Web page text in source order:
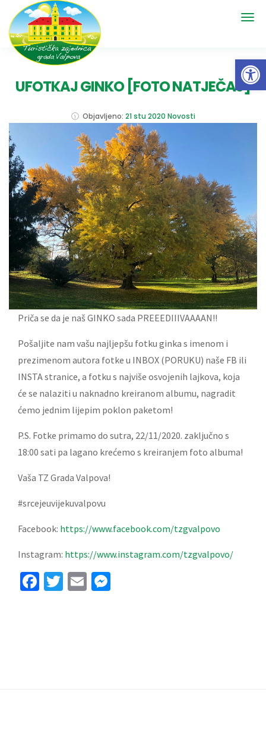
UFOTKAJ GINKO [FOTO NATJEČAJ]
Objavljeno: 21 stu 2020 Novosti
Priča se da je naš GINKO sada PREEEDIIIVAAAAN!!
Pošaljite nam vašu najljepšu fotku ginka s imenom i
prezimenom autora fotke u INBOX (PORUKU) naše FB ili
INSTA stranice, a fotku s najviše osvojenih lajkova, koja
će se nalaziti u naknadno kreiranom albumu, nagradit
ćemo jednim lijepim poklon paketom!
P.S. Fotke primamo do sutra, 22/11/2020. zaključno s
18:00 sati pa lagano krećemo s kreiranjem foto albuma!
Vaša TZ Grada Valpova!
#srcejeuvijekuvalpovu
Facebook: https://www.facebook.com/tzgvalpovo
Instagram: https://www.instagram.com/tzgvalpovo/
Facebook
Twitter
Email